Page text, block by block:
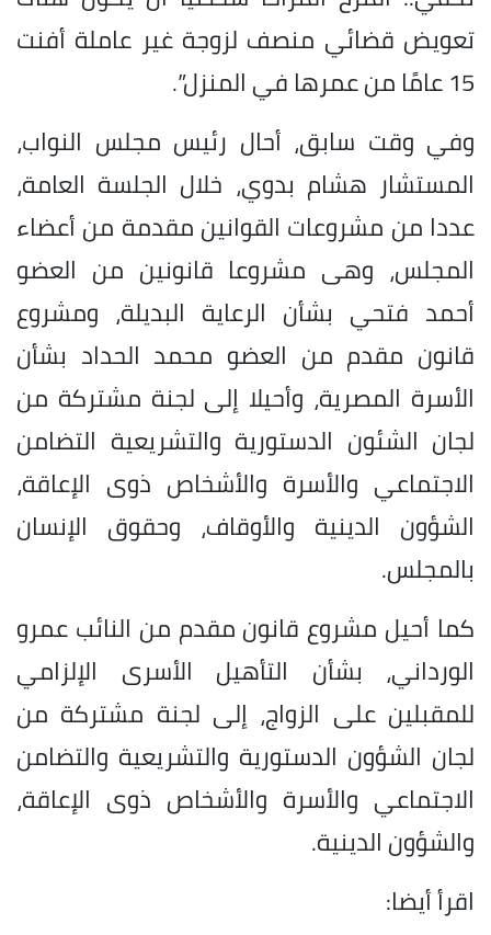
تعويض قضائي منصف لزوجة غير عاملة أفنت
15 عامًا من عمرها في المنزل”.
وفي وقت سابق، أحال رئيس مجلس النواب،
المستشار هشام بدوي، خلال الجلسة العامة،
عددا من مشروعات القوانين مقدمة من أعضاء
المجلس، وهى مشروعا قانونين من العضو
أحمد فتحي بشأن الرعاية البديلة، ومشروع
قانون مقدم من العضو محمد الحداد بشأن
الأسرة المصرية، وأحيلا إلى لجنة مشتركة من
لجان الشئون الدستورية والتشريعية التضامن
الاجتماعي والأسرة والأشخاص ذوى الإعاقة،
الشؤون الدينية والأوقاف، وحقوق الإنسان
بالمجلس.
كما أحيل مشروع قانون مقدم من النائب عمرو
الورداني، بشأن التأهيل الأسرى الإلزامي
للمقبلين على الزواج، إلى لجنة مشتركة من
لجان الشؤون الدستورية والتشريعية والتضامن
الاجتماعي والأسرة والأشخاص ذوى الإعاقة،
والشؤون الدينية.
اقرأ أيضا: